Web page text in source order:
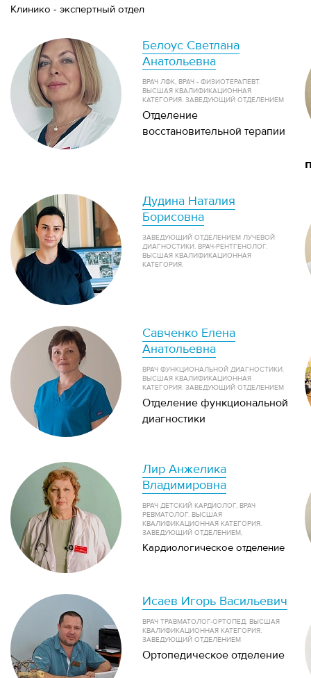
Клинико - экспертный отдел
Белоус Светлана
Анатольевна
ВРАЧ ЛФК, ВРАЧ - ФИЗИОТЕРАПЕВТ.
ВЫСШАЯ КВАЛИФИКАЦИОННАЯ
КАТЕГОРИЯ. ЗАВЕДУЮЩИЙ ОТДЕЛЕНИЕМ
Отделение
восстановительной терапии
Дудина Наталия
Борисовна
ЗАВЕДУЮЩИЙ ОТДЕЛЕНИЕМ ЛУЧЕВОЙ
ДИАГНОСТИКИ. ВРАЧ-РЕНТГЕНОЛОГ.
ВЫСШАЯ КВАЛИФИКАЦИОННАЯ
КАТЕГОРИЯ.
Савченко Елена
Анатольевна
ВРАЧ ФУНКЦИОНАЛЬНОЙ ДИАГНОСТИКИ.
ВЫСШАЯ КВАЛИФИКАЦИОННАЯ
КАТЕГОРИЯ. ЗАВЕДУЮЩИЙ ОТДЕЛЕНИЕМ
Отделение функциональной
диагностики
Лир Анжелика
Владимировна
ВРАЧ ДЕТСКИЙ КАРДИОЛОГ, ВРАЧ
РЕВМАТОЛОГ. ВЫСШАЯ
КВАЛИФИКАЦИОННАЯ КАТЕГОРИЯ.
ЗАВЕДУЮЩИЙ ОТДЕЛЕНИЕМ,
Кардиологическое отделение
Исаев Игорь Васильевич
ВРАЧ ТРАВМАТОЛОГ-ОРТОПЕД. ВЫСШАЯ
КВАЛИФИКАЦИОННАЯ КАТЕГОРИЯ.
ЗАВЕДУЮЩИЙ ОТДЕЛЕНИЕМ
Ортопедическое отделение